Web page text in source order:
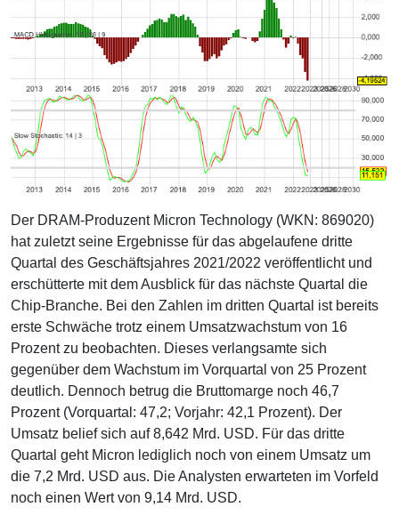
Der DRAM-Produzent Micron Technology (WKN: 869020)
hat zuletzt seine Ergebnisse für das abgelaufene dritte
Quartal des Geschäftsjahres 2021/2022 veröffentlicht und
erschütterte mit dem Ausblick für das nächste Quartal die
Chip-Branche. Bei den Zahlen im dritten Quartal ist bereits
erste Schwäche trotz einem Umsatzwachstum von 16
Prozent zu beobachten. Dieses verlangsamte sich
gegenüber dem Wachstum im Vorquartal von 25 Prozent
deutlich. Dennoch betrug die Bruttomarge noch 46,7
Prozent (Vorquartal: 47,2; Vorjahr: 42,1 Prozent). Der
Umsatz belief sich auf 8,642 Mrd. USD. Für das dritte
Quartal geht Micron lediglich noch von einem Umsatz um
die 7,2 Mrd. USD aus. Die Analysten erwarteten im Vorfeld
noch einen Wert von 9,14 Mrd. USD.